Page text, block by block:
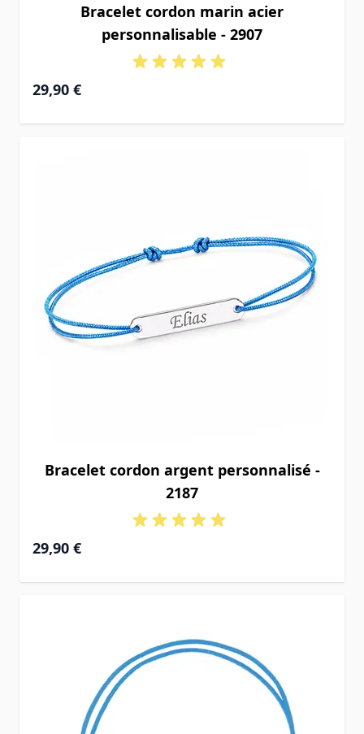
Bracelet cordon marin acier
personnalisable - 2907
29,90 €
Bracelet cordon argent personnalisé -
2187
29,90 €